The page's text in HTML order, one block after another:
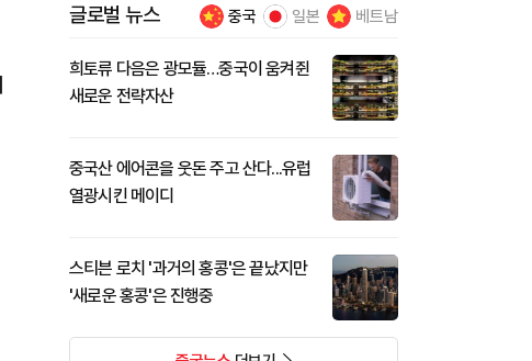
글로벌 뉴스 중국 일본 베트남
희토류 다음은 광모듈…중국이 움켜쥔
새로운 전략자산
중국산 에어콘을 웃돈 주고 산다...유럽
열광시킨 메이디
스티븐 로치 '과거의 홍콩'은 끝났지만
'새로운 홍콩'은 진행중